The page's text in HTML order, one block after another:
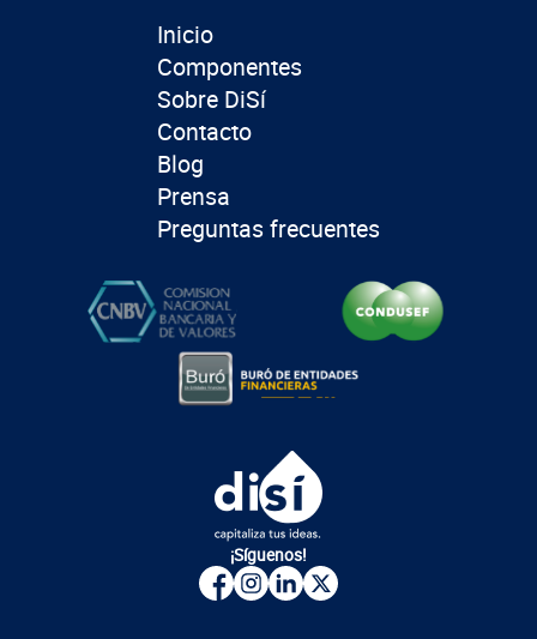
Inicio
Componentes
Sobre DiSí
Contacto
Blog
Prensa
Preguntas frecuentes
¡Síguenos!